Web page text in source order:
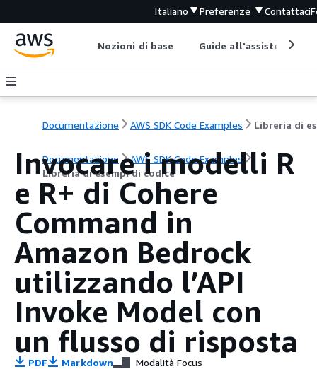
Italiano Preferenze Contattaci
Nozioni di base Guide all'assistenza
Documentazione AWS SDK Code Examples
Documentazione
AWS SDK Code Examples
Libreria di esempi di codice
Invocare i modelli R
e R+ di Cohere
Command in
Amazon Bedrock
utilizzando l’API
Invoke Model con
un flusso di risposta
PDF Markdown Modalità Focus